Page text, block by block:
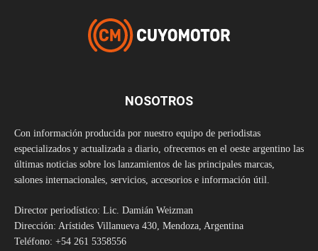
NOSOTROS
Con información producida por nuestro equipo de periodistas
especializados y actualizada a diario, ofrecemos en el oeste argentino las
últimas noticias sobre los lanzamientos de las principales marcas,
salones internacionales, servicios, accesorios e información útil.
Director periodístico: Lic. Damián Weizman
Dirección: Arístides Villanueva 430, Mendoza, Argentina
Teléfono: +54 261 5358556